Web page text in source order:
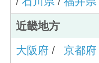
近畿地方
大阪府 / 京都府